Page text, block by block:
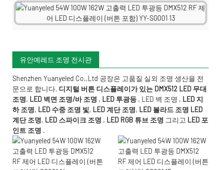
유안예레드 조명 전시관
Shenzhen Yuanyeled Co.,Ltd 공장은 고품질 실외 조명 생산을 전
문으로 합니다. 디지털 버튼 디스플레이가 있는 DMX512 LED 무대
조명, LED 벽면 조명/바 조명 , LED 투광등 , LED 벽 조명 , LED 지
하 조명, LED 수중 조명 빛, LED 계단 조명, LED 볼라드 조명 LED
계단 조명, LED 스파이크 조명 , LED RGB 튜브 조명 그리고 LED 포
인트 조명 .